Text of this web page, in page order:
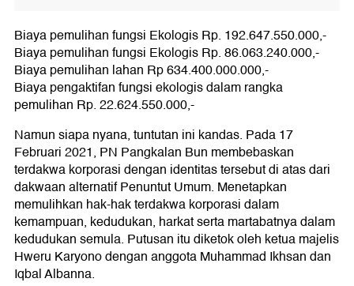
Biaya pemulihan fungsi Ekologis Rp. 192.647.550.000,-
Biaya pemulihan fungsi Ekologis Rp. 86.063.240.000,-
Biaya pemulihan lahan Rp 634.400.000.000,-
Biaya pengaktifan fungsi ekologis dalam rangka
pemulihan Rp. 22.624.550.000,-
Namun siapa nyana, tuntutan ini kandas. Pada 17
Februari 2021, PN Pangkalan Bun membebaskan
terdakwa korporasi dengan identitas tersebut di atas dari
dakwaan alternatif Penuntut Umum. Menetapkan
memulihkan hak-hak terdakwa korporasi dalam
kemampuan, kedudukan, harkat serta martabatnya dalam
kedudukan semula. Putusan itu diketok oleh ketua majelis
Hweru Karyono dengan anggota Muhammad Ikhsan dan
Iqbal Albanna.